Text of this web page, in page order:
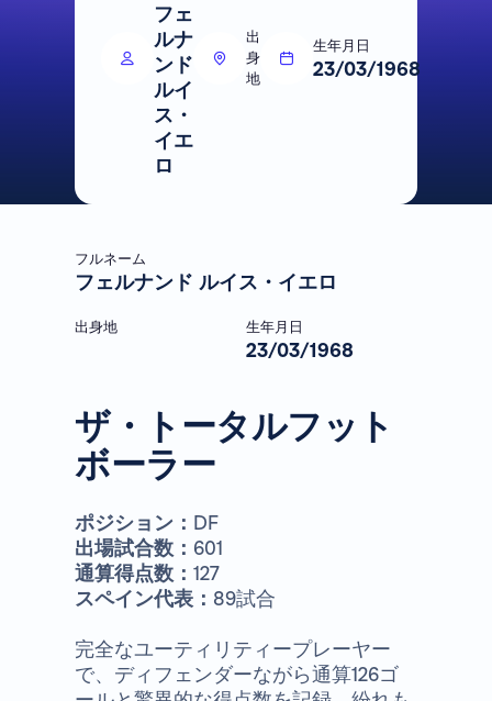
フェ
ルナ
ンド
ルイ
ス・
イエ
ロ
出
身
地
生年月日
23/03/1968
フルネーム
フェルナンド ルイス・イエロ
出身地 生年月日
23/03/1968
ザ・トータルフット
ボーラー
ポジション： DF
出場試合数： 601
通算得点数： 127
スペイン代表： 89試合
完全なユーティリティープレーヤー
で、ディフェンダーながら通算126ゴ